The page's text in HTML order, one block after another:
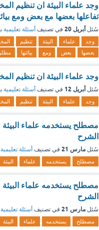
وجد علماء البيئة ان تنظيم
تفاعلها بعضها مع بعض ومع
سُئل أبريل 20 في تصنيف أسئلة تعليمية
وجد علماء البيئة تنظيم
بعضها
بعض ومع بيائتها
وجد علماء البيئة ان تنظيم
سُئل أبريل 12 في تصنيف أسئلة تعليمية
وجد علماء البيئة تنظيم
مصطلح يستخدمه علماء البيئة
الشرح
سُئل مارس 21 في تصنيف أسئلة تعليمية
مصطلح يستخدمه علماء البيئة
مصطلح يستخدمه علماء البيئة
الشرح
سُئل مارس 21 في تصنيف أسئلة تعليمية
مصطلح يستخدمه علماء البيئة